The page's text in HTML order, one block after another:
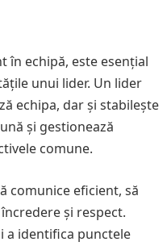
în echipă, este esențial
unui lider. Un lider
echipa, dar și stabilește
și gestionează
comune.
comunice eficient, să
și respect.
a identifica punctele